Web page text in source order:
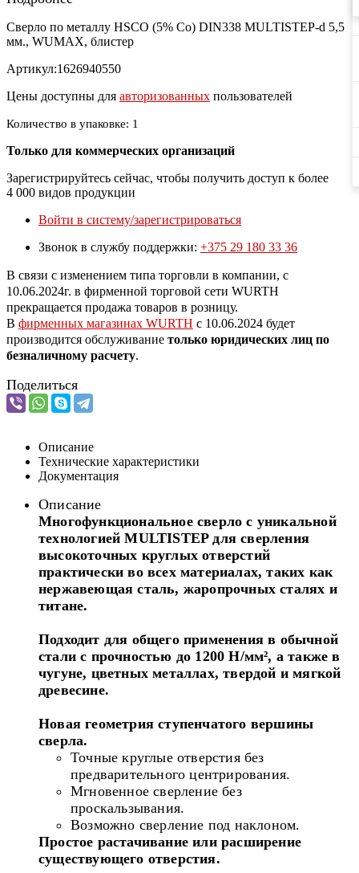
Сверло по металлу HSCO (5% Co) DIN338 MULTISTEP-d 5,5
мм., WUMAX, блистер
Артикул:1626940550
Цены доступны для авторизованных пользователей
Количество в упаковке: 1
Только для коммерческих организаций
Зарегистрируйтесь сейчас, чтобы получить доступ к более
4 000 видов продукции
Войти в систему/зарегистрироваться
Звонок в службу поддержки: +375 29 180 33 36
В связи с изменением типа торговли в компании, с
10.06.2024г. в фирменной торговой сети WURTH
прекращается продажа товаров в розницу.
В фирменных магазинах WURTH c 10.06.2024 будет
производится обслуживание только юридических лиц по
безналичному расчету.
Поделиться
Описание
Технические характеристики
Документация
Описание
Многофункциональное сверло с уникальной
технологией MULTISTEP для сверления
высокоточных круглых отверстий
практически во всех материалах, таких как
нержавеющая сталь, жаропрочных сталях и
титане.
Подходит для общего применения в обычной
стали с прочностью до 1200 Н/мм², а также в
чугуне, цветных металлах, твердой и мягкой
древесине.
Новая геометрия ступенчатого вершины
сверла.
Точные круглые отверстия без
предварительного центрирования.
Мгновенное сверление без
проскальзывания.
Возможно сверление под наклоном.
Простое растачивание или расширение
существующего отверстия.